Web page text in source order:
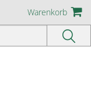
Warenkorb